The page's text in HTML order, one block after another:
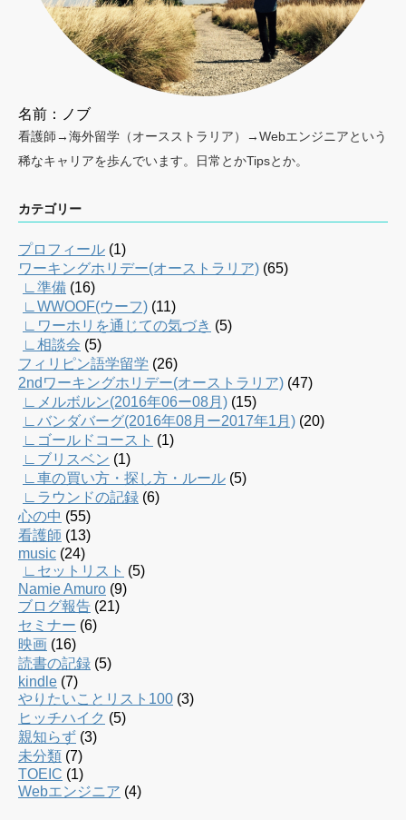
名前：ノブ
看護師→海外留学（オースストラリア）→Webエンジニアという
稀なキャリアを歩んでいます。日常とかTipsとか。
カテゴリー
プロフィール (1)
ワーキングホリデー(オーストラリア) (65)
∟準備 (16)
∟WWOOF(ウーフ) (11)
∟ワーホリを通じての気づき (5)
∟相談会 (5)
フィリピン語学留学 (26)
2ndワーキングホリデー(オーストラリア) (47)
∟メルボルン(2016年06ー08月) (15)
∟バンダバーグ(2016年08月ー2017年1月) (20)
∟ゴールドコースト (1)
∟ブリスベン (1)
∟車の買い方・探し方・ルール (5)
∟ラウンドの記録 (6)
心の中 (55)
看護師 (13)
music (24)
∟セットリスト (5)
Namie Amuro (9)
ブログ報告 (21)
セミナー (6)
映画 (16)
読書の記録 (5)
kindle (7)
やりたいことリスト100 (3)
ヒッチハイク (5)
親知らず (3)
未分類 (7)
TOEIC (1)
Webエンジニア (4)